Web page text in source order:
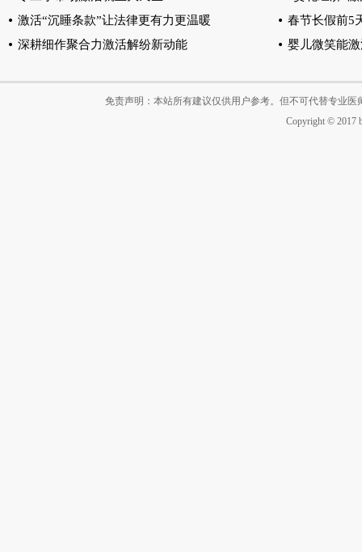
激活“沉睡条款”让法律更有力更温暖
春节长假前5
深耕细作聚合力激活解纷新动能
婴儿微笑能
免责声明：本站所有建议仅供用户参考。但不可代替专业
Copyright © 2017